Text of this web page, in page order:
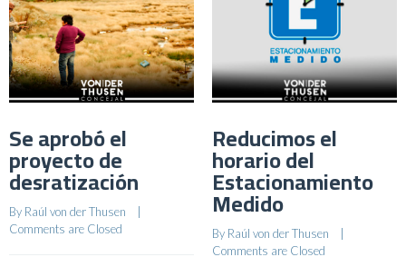
Se aprobó el
proyecto de
desratización
By Raúl von der Thusen
Comments are Closed
Reducimos el
horario del
Estacionamiento
Medido
By Raúl von der Thusen
Comments are Closed